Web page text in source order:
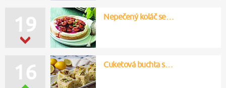
19 Nepečený koláč se…
16 Cuketová buchta s…